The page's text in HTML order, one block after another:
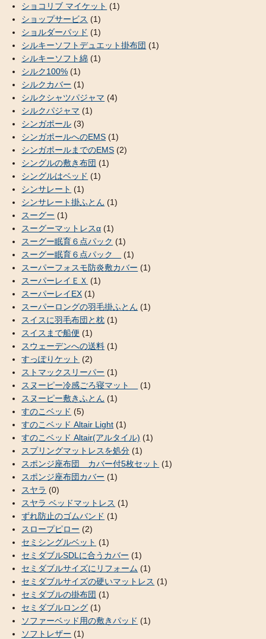
ショコリブ マイケット (1)
ショップサービス (1)
ショルダーパッド (1)
シルキーソフトデュエット掛布団 (1)
シルキーソフト綿 (1)
シルク100% (1)
シルクカバー (1)
シルクシャツパジャマ (4)
シルクパジャマ (1)
シンガポール (3)
シンガポールへのEMS (1)
シンガポールまでのEMS (2)
シングルの敷き布団 (1)
シングルはベッド (1)
シンサレート (1)
シンサレート掛ふとん (1)
スーグー (1)
スーグーマットレスα (1)
スーグー眠育６点パック (1)
スーグー眠育６点パック
(1)
スーパーフォスモ防炎敷カバー (1)
スーパーレイＥＸ (1)
スーパーレイEX (1)
スーパーロングの羽毛掛ふとん (1)
スイスに羽毛布団と枕 (1)
スイスまで船便 (1)
スウェーデンへの送料 (1)
すっぽりケット (2)
ストマックスリーパー (1)
スヌーピー冷感ごろ寝マット
(1)
スヌーピー敷きふとん (1)
すのこベッド (5)
すのこベッド Altair Light (1)
すのこベッド Altair(アルタイル) (1)
スプリングマットレスを処分 (1)
スポンジ座布団 カバー付5枚セット (1)
スポンジ座布団カバー (1)
スヤラ (0)
スヤラ ベッドマットレス (1)
ずれ防止のゴムバンド (1)
スロープピロー (2)
セミシングルベット (1)
セミダブルSDLに合うカバー (1)
セミダブルサイズにリフォーム (1)
セミダブルサイズの硬いマットレス (1)
セミダブルの掛布団 (1)
セミダブルロング (1)
ソファーベッド用の敷きパッド (1)
ソフトレザー (1)